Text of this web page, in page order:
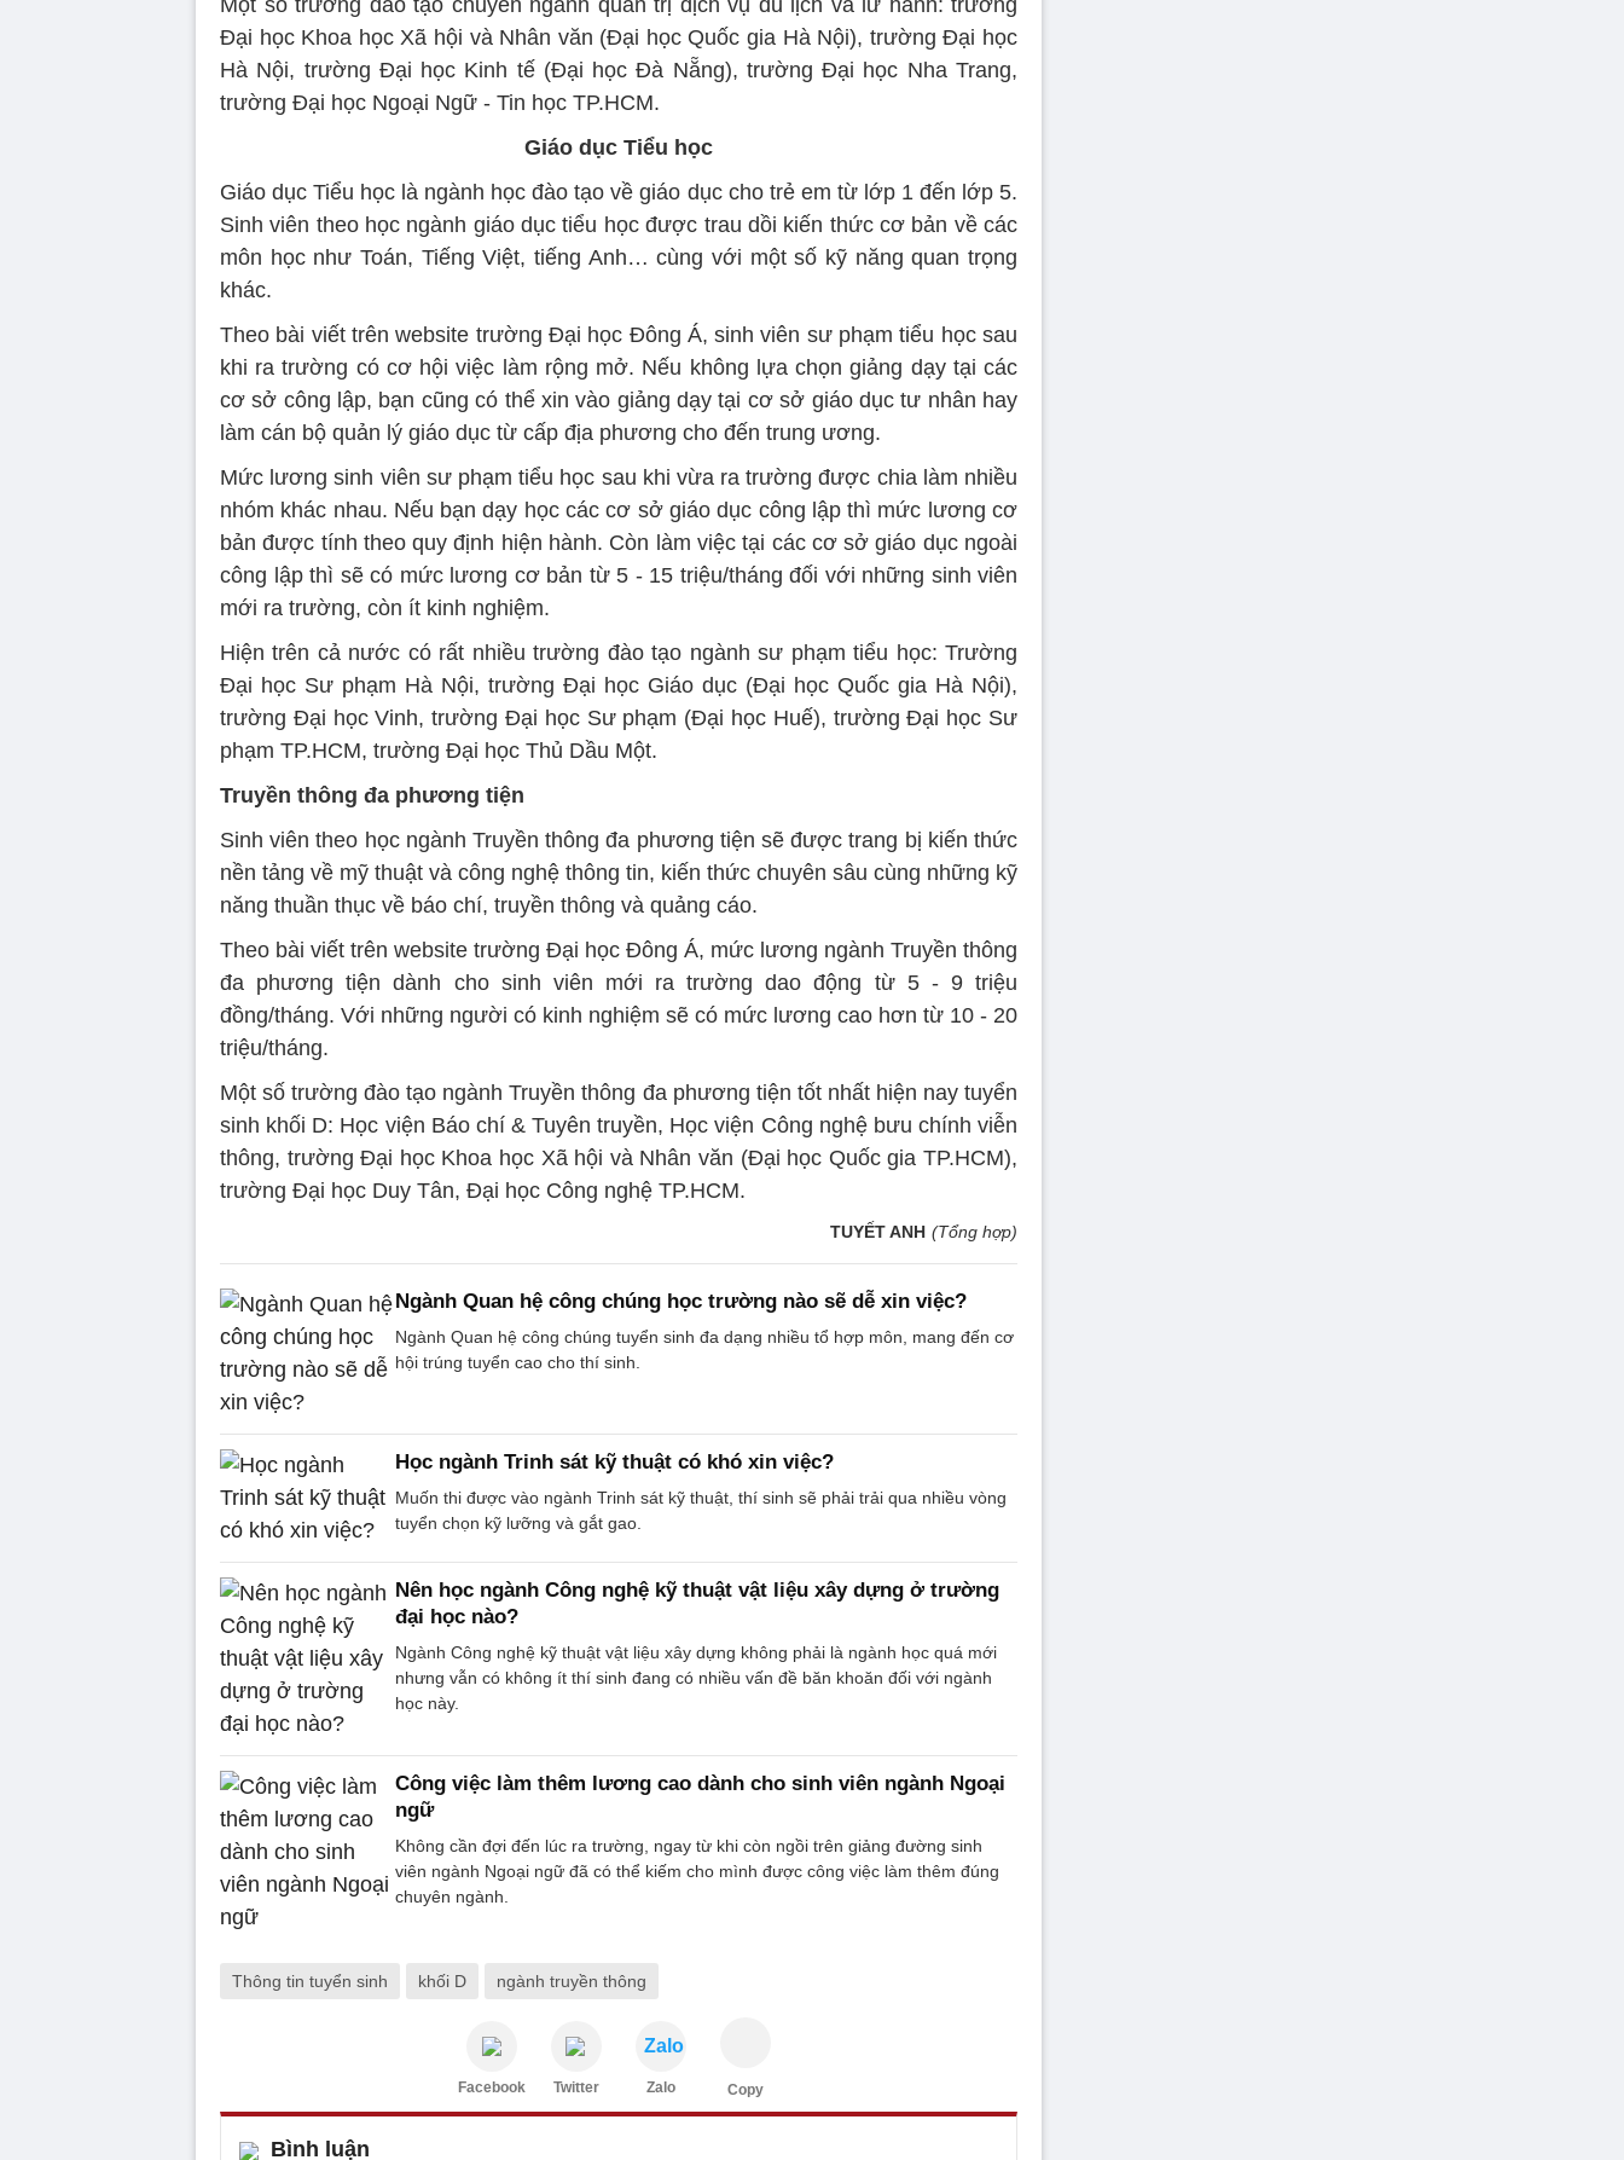
Đại học Khoa học Xã hội và Nhân văn (Đại học Quốc gia Hà Nội), trường Đại học
Hà Nội, trường Đại học Kinh tế (Đại học Đà Nẵng), trường Đại học Nha Trang,
trường Đại học Ngoại Ngữ - Tin học TP.HCM.
Giáo dục Tiểu học
Giáo dục Tiểu học là ngành học đào tạo về giáo dục cho trẻ em từ lớp 1 đến lớp 5.
Sinh viên theo học ngành giáo dục tiểu học được trau dồi kiến thức cơ bản về các
môn học như Toán, Tiếng Việt, tiếng Anh… cùng với một số kỹ năng quan trọng
khác.
Theo bài viết trên website trường Đại học Đông Á, sinh viên sư phạm tiểu học sau
khi ra trường có cơ hội việc làm rộng mở. Nếu không lựa chọn giảng dạy tại các
cơ sở công lập, bạn cũng có thể xin vào giảng dạy tại cơ sở giáo dục tư nhân hay
làm cán bộ quản lý giáo dục từ cấp địa phương cho đến trung ương.
Mức lương sinh viên sư phạm tiểu học sau khi vừa ra trường được chia làm nhiều
nhóm khác nhau. Nếu bạn dạy học các cơ sở giáo dục công lập thì mức lương cơ
bản được tính theo quy định hiện hành. Còn làm việc tại các cơ sở giáo dục ngoài
công lập thì sẽ có mức lương cơ bản từ 5 - 15 triệu/tháng đối với những sinh viên
mới ra trường, còn ít kinh nghiệm.
Hiện trên cả nước có rất nhiều trường đào tạo ngành sư phạm tiểu học: Trường
Đại học Sư phạm Hà Nội, trường Đại học Giáo dục (Đại học Quốc gia Hà Nội),
trường Đại học Vinh, trường Đại học Sư phạm (Đại học Huế), trường Đại học Sư
phạm TP.HCM, trường Đại học Thủ Dầu Một.
Truyền thông đa phương tiện
Sinh viên theo học ngành Truyền thông đa phương tiện sẽ được trang bị kiến thức
nền tảng về mỹ thuật và công nghệ thông tin, kiến thức chuyên sâu cùng những kỹ
năng thuần thục về báo chí, truyền thông và quảng cáo.
Theo bài viết trên website trường Đại học Đông Á, mức lương ngành Truyền thông
đa phương tiện dành cho sinh viên mới ra trường dao động từ 5 - 9 triệu
đồng/tháng. Với những người có kinh nghiệm sẽ có mức lương cao hơn từ 10 - 20
triệu/tháng.
Một số trường đào tạo ngành Truyền thông đa phương tiện tốt nhất hiện nay tuyển
sinh khối D: Học viện Báo chí & Tuyên truyền, Học viện Công nghệ bưu chính viễn
thông, trường Đại học Khoa học Xã hội và Nhân văn (Đại học Quốc gia TP.HCM),
trường Đại học Duy Tân, Đại học Công nghệ TP.HCM.
TUYẾT ANH (Tổng hợp)
Ngành Quan hệ công chúng học trường nào sẽ dễ xin việc?
Ngành Quan hệ công chúng tuyển sinh đa dạng nhiều tổ hợp môn, mang đến cơ
hội trúng tuyển cao cho thí sinh.
Học ngành Trinh sát kỹ thuật có khó xin việc?
Muốn thi được vào ngành Trinh sát kỹ thuật, thí sinh sẽ phải trải qua nhiều vòng
tuyển chọn kỹ lưỡng và gắt gao.
Nên học ngành Công nghệ kỹ thuật vật liệu xây dựng ở trường
đại học nào?
Ngành Công nghệ kỹ thuật vật liệu xây dựng không phải là ngành học quá mới
nhưng vẫn có không ít thí sinh đang có nhiều vấn đề băn khoăn đối với ngành
học này.
Công việc làm thêm lương cao dành cho sinh viên ngành Ngoại
ngữ
Không cần đợi đến lúc ra trường, ngay từ khi còn ngồi trên giảng đường sinh
viên ngành Ngoại ngữ đã có thể kiếm cho mình được công việc làm thêm đúng
chuyên ngành.
Thông tin tuyển sinh khối D ngành truyền thông
Facebook Twitter
Zalo
Zalo Copy
Bình luận